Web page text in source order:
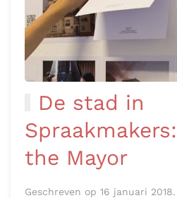
De stad in
the Mayor
Geschreven op 16 januari